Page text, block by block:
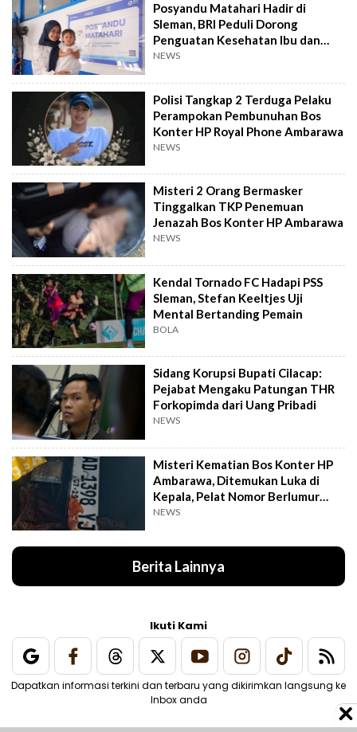
Posyandu Matahari Hadir di
Sleman, BRI Peduli Dorong
Penguatan Kesehatan Ibu dan
Anak
NEWS
Polisi Tangkap 2 Terduga Pelaku
Perampokan Pembunuhan Bos
Konter HP Royal Phone Ambarawa
NEWS
Misteri 2 Orang Bermasker
Tinggalkan TKP Penemuan
Jenazah Bos Konter HP Ambarawa
NEWS
Kendal Tornado FC Hadapi PSS
Sleman, Stefan Keeltjes Uji
Mental Bertanding Pemain
BOLA
Sidang Korupsi Bupati Cilacap:
Pejabat Mengaku Patungan THR
Forkopimda dari Uang Pribadi
NEWS
Misteri Kematian Bos Konter HP
Ambarawa, Ditemukan Luka di
Kepala, Pelat Nomor Berlumur
Darah
NEWS
Berita Lainnya
Ikuti Kami
Dapatkan informasi terkini dan terbaru yang dikirimkan langsung ke
Inbox anda